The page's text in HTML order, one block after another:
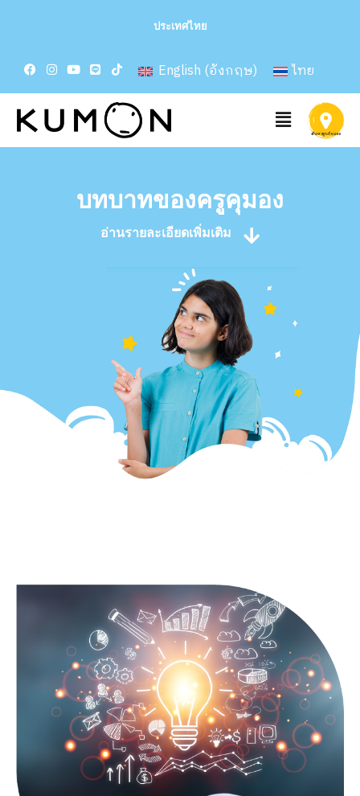
ประเทศไทย
English (อังกฤษ) ไทย
บทบาทของครูคุมอง
อ่านรายละเอียดเพิ่มเติม